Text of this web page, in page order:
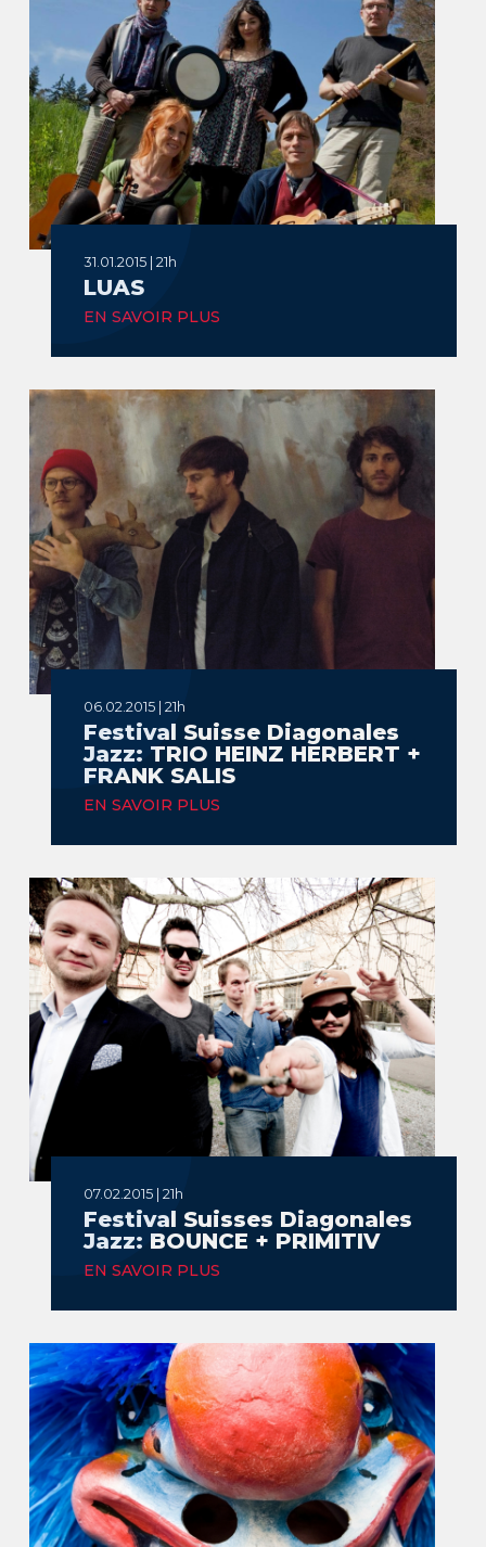
31.01.2015 | 21h
LUAS
EN SAVOIR PLUS
06.02.2015 | 21h
Festival Suisse Diagonales
Jazz: TRIO HEINZ HERBERT +
FRANK SALIS
EN SAVOIR PLUS
07.02.2015 | 21h
Festival Suisses Diagonales
Jazz: BOUNCE + PRIMITIV
EN SAVOIR PLUS